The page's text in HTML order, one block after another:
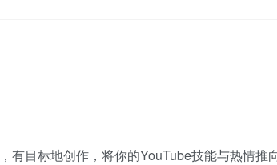
有目标地创作，将你的YouTube技能与热情推